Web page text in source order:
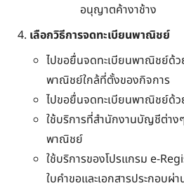
อนุญาตค้างาช้าง
เลือกวิธีการจดทะเบียนพาณิชย์
ไปขอยื่นจดทะเบียนพาณิชย์ด้
พาณิชย์ใกล้ที่ตั้งของกิจการ
ไปขอยื่นจดทะเบียนพาณิชย์ด้
ใช้บริการที่สำนักงานบัญชีต่าง
พาณิชย์
ใช้บริการของโปรแกรม e-
ใบคำขอและเอกสารประกอบผ่